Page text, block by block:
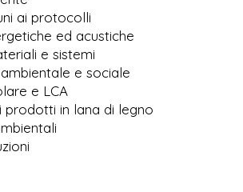
ai protocolli
ed acustiche
e sistemi
e sociale
e LCA
prodotti in lana di legno